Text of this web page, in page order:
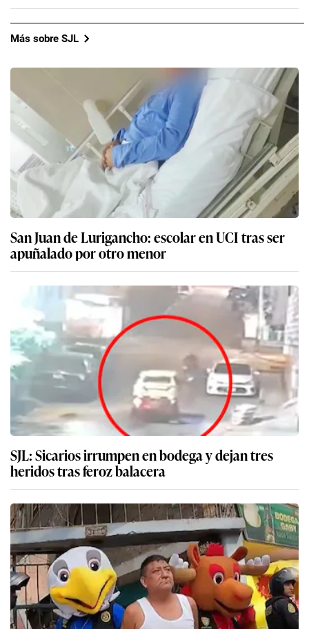
Más sobre SJL
San Juan de Lurigancho: escolar en UCI tras ser
apuñalado por otro menor
SJL: Sicarios irrumpen en bodega y dejan tres
heridos tras feroz balacera